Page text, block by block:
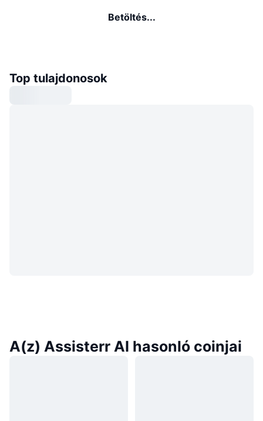
Betöltés...
Top tulajdonosok
A(z) Assisterr AI hasonló coinjai